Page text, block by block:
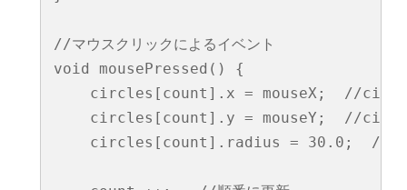
//マウスクリックによるイベント
void mousePressed() {
circles[count].x = mouseX;  //
circles[count].y = mouseY;  //
circles[count].radius = 30.0;  //円